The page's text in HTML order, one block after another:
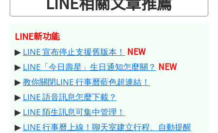
LINE新功能
▶ LINE 宣布停止支援舊版本！ NEW
▶ LINE「今日壽星」生日通知怎麼關？ NEW
▶教你關閉LINE 行事曆藍色超連結！
▶ LINE 語音訊息怎麼下載？
▶ LINE 陌生訊息可集中管理！
▶ LINE 行事曆上線！聊天室建立行程、自動提醒